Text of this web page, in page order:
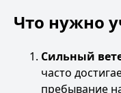
Что нужно
Сильный
часто
пребывание